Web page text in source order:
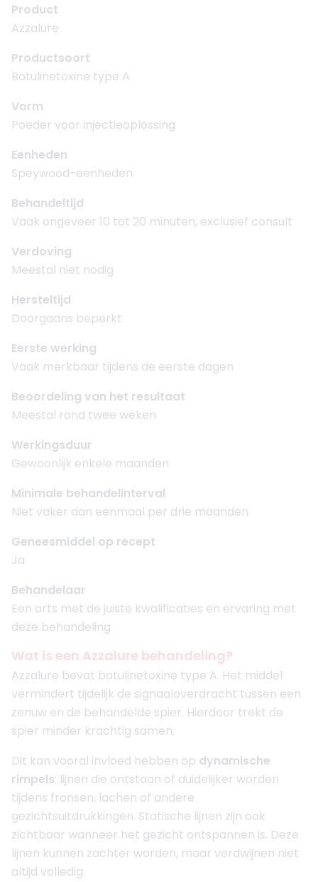
Product
Azzalure
Productsoort
Botulinetoxine type A
Vorm
Poeder voor injectieoplossing
Eenheden
Speywood-eenheden
Behandeltijd
Vaak ongeveer 10 tot 20 minuten, exclusief consult
Verdoving
Meestal niet nodig
Hersteltijd
Doorgaans beperkt
Eerste werking
Vaak merkbaar tijdens de eerste dagen
Beoordeling van het resultaat
Meestal rond twee weken
Werkingsduur
Gewoonlijk enkele maanden
Minimale behandelinterval
Niet vaker dan eenmaal per drie maanden
Geneesmiddel op recept
Ja
Behandelaar
Een arts met de juiste kwalificaties en ervaring met
deze behandeling
Wat is een Azzalure behandeling?
Azzalure bevat botulinetoxine type A. Het middel
vermindert tijdelijk de signaaloverdracht tussen een
zenuw en de behandelde spier. Hierdoor trekt de
spier minder krachtig samen.
Dit kan vooral invloed hebben op dynamische
rimpels: lijnen die ontstaan of duidelijker worden
tijdens fronsen, lachen of andere
gezichtsuitdrukkingen. Statische lijnen zijn ook
zichtbaar wanneer het gezicht ontspannen is. Deze
lijnen kunnen zachter worden, maar verdwijnen niet
altijd volledig.